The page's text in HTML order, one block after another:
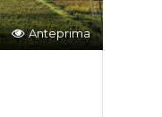
Anteprima